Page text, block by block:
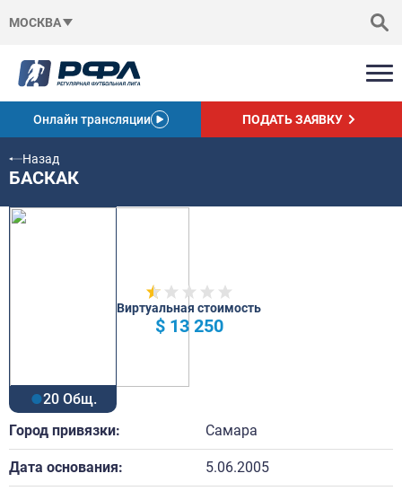
МОСКВА
Онлайн трансляции ПОДАТЬ ЗАЯВКУ
Назад
БАСКАК
20 Общ.
Виртуальная стоимость
$ 13 250
Город привязки: Самара
Дата основания: 5.06.2005